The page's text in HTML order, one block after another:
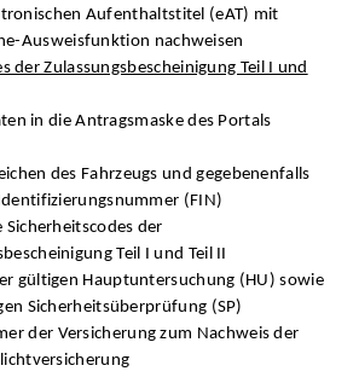
Aufenthaltstitel (eAT) mit
Ausweisfunktion nachweisen
der Zulassungsbescheinigung Teil I und
in die Antragsmaske des Portals
des Fahrzeugs und gegebenenfalls
(FIN)
Sicherheitscodes der
Teil I und Teil II
gültigen Hauptuntersuchung (HU) sowie
Sicherheitsüberprüfung (SP)
der Versicherung zum Nachweis der